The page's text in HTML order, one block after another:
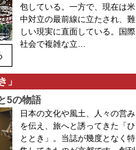
包している。一方で、現在は米
中対立の最前線に立たされ、難
しい現実に直面している。国際
社会で複雑な立…
」
5の物語
日本の文化や風土、人々の営み
を伝え、旅へと誘ってきた「ひ
ととき」。当誌が幾度となく特